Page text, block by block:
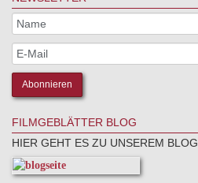
FILMGEBLÄTTER BLOG
HIER GEHT ES ZU UNSEREM BLOG